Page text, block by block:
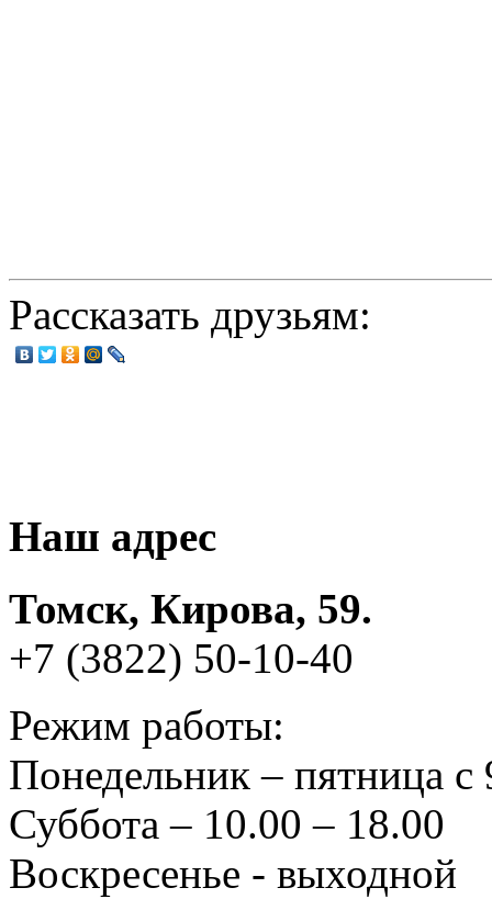
Рассказать друзьям:
Наш адрес
Томск, Кирова, 59.
+7 (3822) 50-10-40
Режим работы:
Понедельник – пятница с
Суббота – 10.00 – 18.00
Воскресенье - выходной